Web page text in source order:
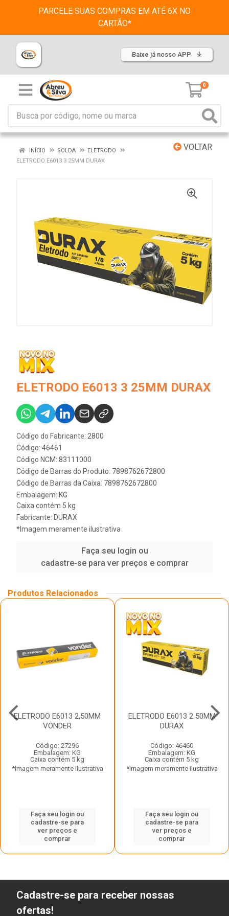
PARCELE SUAS COMPRAS EM ATÉ 6X NO
CARTÃO*
Baixe já nosso APP
0
VOLTAR
INÍCIO SOLDA
ELETRODO
ELETRODO E6013 3 25MM DURAX
ELETRODO E6013 3 25MM DURAX
Código do Fabricante: 2800
Código: 46461
Código NCM: 83111000
Código de Barras do Produto: 7898762672800
Código de Barras da Caixa: 7898762672800
Embalagem: KG
Caixa contém 5 kg
Fabricante: DURAX
*Imagem meramente ilustrativa
Faça seu login ou
cadastre-se para ver preços e comprar
Produtos Relacionados
ELETRODO E6013 2,50MM
VONDER
Código: 27296
Embalagem: KG
Caixa contém 5 kg
*Imagem meramente ilustrativa
Faça seu login ou
cadastre-se para
ver preços e
comprar
ELETRODO E6013 2 50MM
DURAX
Código: 46460
Embalagem: KG
Caixa contém 5 kg
*Imagem meramente ilustrativa
Faça seu login ou
cadastre-se para
ver preços e
comprar
Cadastre-se para receber nossas
ofertas!